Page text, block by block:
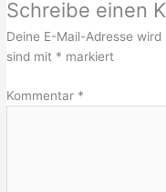
Schreibe einen
Deine E-Mail-Adresse
sind mit * markiert
Kommentar *